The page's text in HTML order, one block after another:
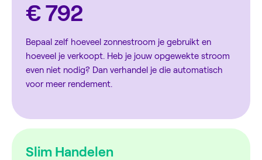
€ 792
Bepaal zelf hoeveel zonnestroom je gebruikt en
hoeveel je verkoopt. Heb je jouw opgewekte stroom
even niet nodig? Dan verhandel je die automatisch
voor meer rendement.
Slim Handelen